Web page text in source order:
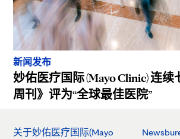
新闻发布
妙佑医疗国际 (Mayo Clinic) 连续
周刊》评为“全球最佳医院”
关于妙佑医疗国际(Mayo